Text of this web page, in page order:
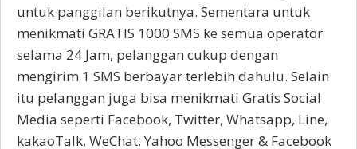
untuk panggilan berikutnya. Sementara untuk
menikmati GRATIS 1000 SMS ke semua operator
selama 24 Jam, pelanggan cukup dengan
mengirim 1 SMS berbayar terlebih dahulu. Selain
itu pelanggan juga bisa menikmati Gratis Social
Media seperti Facebook, Twitter, Whatsapp, Line,
kakaoTalk, WeChat, Yahoo Messenger & Facebook